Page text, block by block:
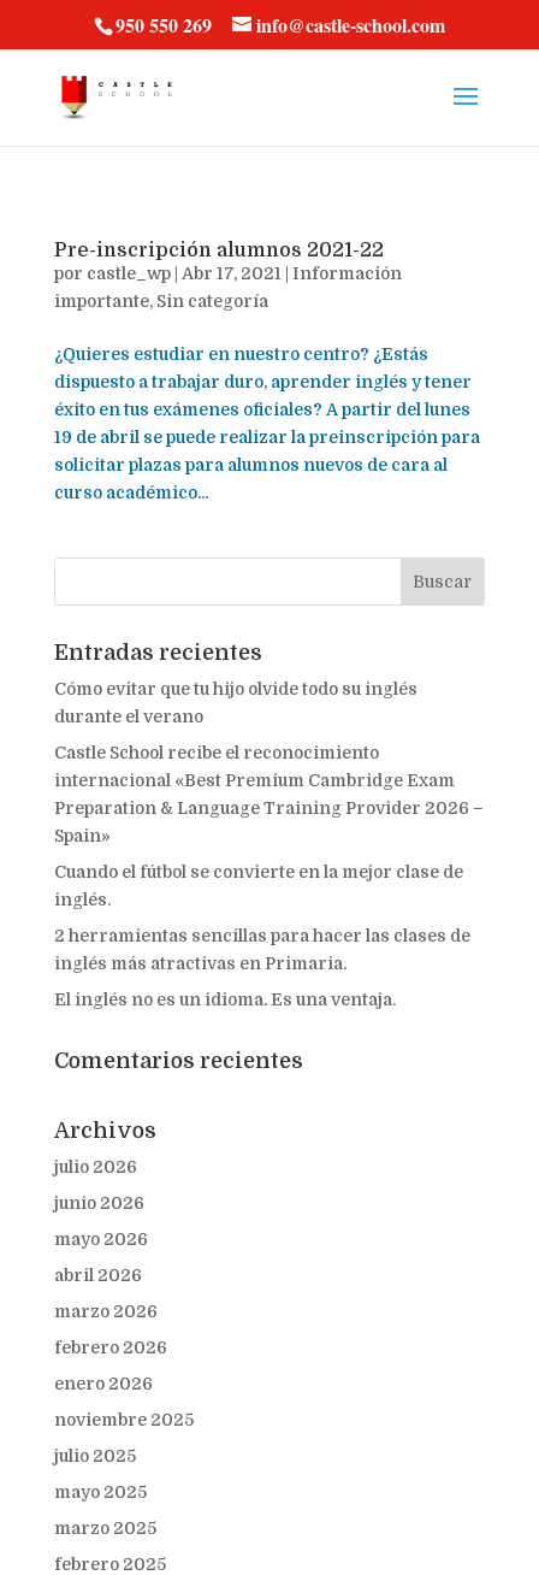
950 550 269 info@castle-school.com
Pre-inscripción alumnos 2021-22
por castle_wp| Abr 17, 2021
Información
importante, Sin categoría
¿Quieres estudiar en nuestro centro? ¿Estás
dispuesto a trabajar duro, aprender inglés y tener
éxito en tus exámenes oficiales? A partir del lunes
19 de abril se puede realizar la preinscripción para
solicitar plazas para alumnos nuevos de cara al
curso académico...
Entradas recientes
Cómo evitar que tu hijo olvide todo su inglés
durante el verano
Castle School recibe el reconocimiento
internacional «Best Premium Cambridge Exam
Preparation & Language Training Provider 2026 –
Spain»
Cuando el fútbol se convierte en la mejor clase de
inglés.
2 herramientas sencillas para hacer las clases de
inglés más atractivas en Primaria.
El inglés no es un idioma. Es una ventaja.
Comentarios recientes
Archivos
julio 2026
junio 2026
mayo 2026
abril 2026
marzo 2026
febrero 2026
enero 2026
noviembre 2025
julio 2025
mayo 2025
marzo 2025
febrero 2025